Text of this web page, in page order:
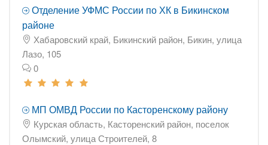
Отделение УФМС России по ХК в Бикинском
районе
Хабаровский край, Бикинский район, Бикин, улица
Лазо, 105
0
МП ОМВД России по Касторенскому району
Курская область, Касторенский район, поселок
Олымский, улица Строителей, 8